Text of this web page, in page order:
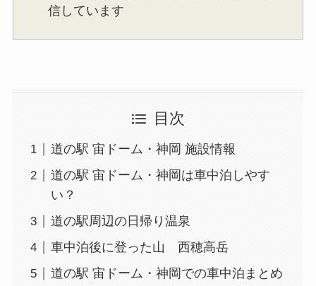
信しています
目次
道の駅 宙ドーム・神岡 施設情報
道の駅 宙ドーム・神岡は車中泊しやす
い？
道の駅周辺の日帰り温泉
車中泊後に登った山 西穂高岳
道の駅 宙ドーム・神岡での車中泊まとめ